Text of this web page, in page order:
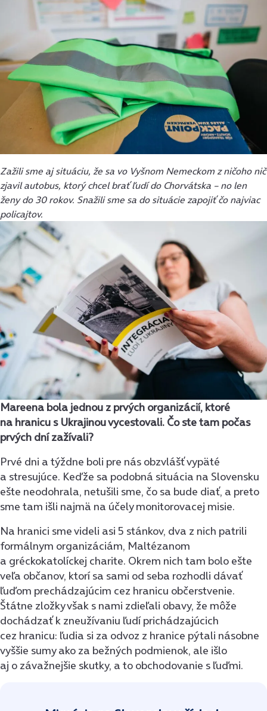
Zažili sme aj situáciu, že sa vo Vyšnom Nemeckom z ničoho nič
zjavil autobus, ktorý chcel brať ľudí do Chorvátska – no len
ženy do 30 rokov. Snažili sme sa do situácie zapojiť čo najviac
policajtov.
Mareena bola jednou z prvých organizácií, ktoré
na hranicu s Ukrajinou vycestovali. Čo ste tam počas
prvých dní zažívali?
Prvé dni a týždne boli pre nás obzvlášť vypäté
a stresujúce. Keďže sa podobná situácia na Slovensku
ešte neodohrala, netušili sme, čo sa bude diať, a preto
sme tam išli najmä na účely monitorovacej misie.
Na hranici sme videli asi 5 stánkov, dva z nich patrili
formálnym organizáciám, Maltézanom
a gréckokatolíckej charite. Okrem nich tam bolo ešte
veľa občanov, ktorí sa sami od seba rozhodli dávať
ľuďom prechádzajúcim cez hranicu občerstvenie.
Štátne zložky však s nami zdieľali obavy, že môže
dochádzať k zneužívaniu ľudí prichádzajúcich
cez hranicu: ľudia si za odvoz z hranice pýtali násobne
vyššie sumy ako za bežných podmienok, ale išlo
aj o závažnejšie skutky, a to obchodovanie s ľuďmi.